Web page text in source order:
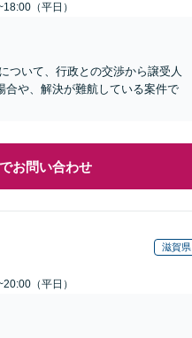
（平日）
ついて、行政との交渉から譲受人
合や、解決が難航している案件で
お問い合わせ
滋賀県
（平日）